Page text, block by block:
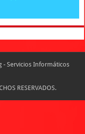
- Servicios Informáticos
RESERVADOS.